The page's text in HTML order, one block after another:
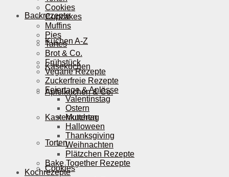
Backrezepte
Kuchen A-Z
Käsekuchen
Apfelkuchen & Co.
Kastenkuchen
Torten
Cookies
Cookies
Cupcakes
Muffins
Pies
Tartes
Brot & Co.
Frühstück
Vegane Rezepte
Zuckerfreie Rezepte
Feiertage & Anlässe
Valentinstag
Ostern
Muttertag
Halloween
Thanksgiving
Weihnachten
Plätzchen Rezepte
Bake Together Rezepte
Kochrezepte